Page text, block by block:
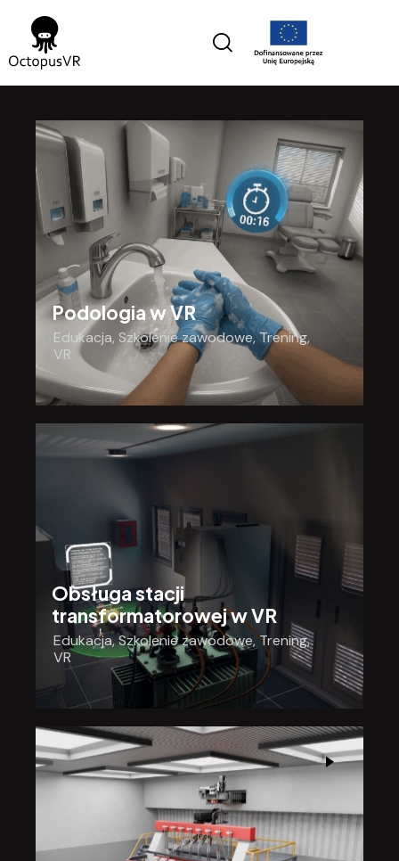
Podologia w VR
Edukacja, Szkolenie zawodowe,Trening,
VR
Obsługa stacji
transformatorowej w VR
Edukacja,Szkolenie zawodowe,Trening,
VR